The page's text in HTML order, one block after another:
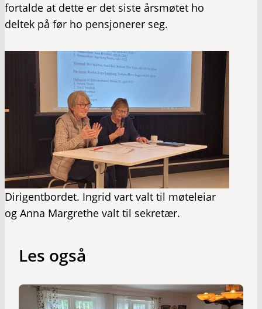
fortalde at dette er det siste årsmøtet ho
deltek på før ho pensjonerer seg.
Dirigentbordet. Ingrid vart valt til møteleiar
og Anna Margrethe valt til sekretær.
Les også